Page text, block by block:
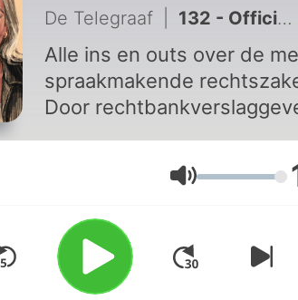
De Telegraaf 132 - Officier van justitie slaat alarm: ‘Via deze simpele constructies weten criminelen miljarden wit te wassen’
Alle ins en outs over de
spraakmakende
Door
presentator Wilson
Volume